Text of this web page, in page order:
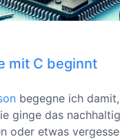
mit C beginnt
begegne ich
ginge das
oder etwas